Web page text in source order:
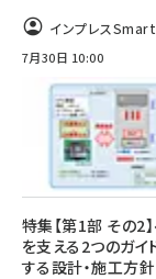
インプレス
7月30日 10:00
特集【第1部 その2
を支える2つのガ
する設計・施工方